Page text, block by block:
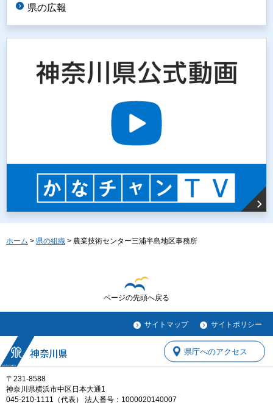
県の広報
ホーム > 県の組織 > 農業技術センター三浦半島地区事務所
ページの先頭へ戻る
サイトマップ サイトポリシー
〒231-8588
神奈川県横浜市中区日本大通1
045-210-1111（代表） 法人番号：1000020140007
県庁へのアクセス